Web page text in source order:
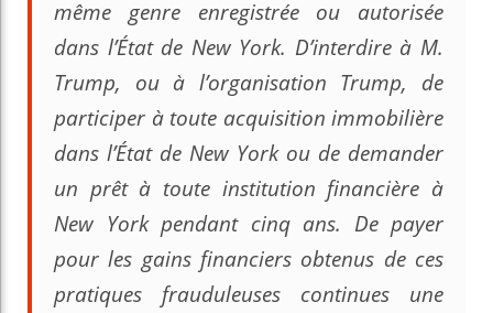
même genre enregistrée ou autorisée
dans l’État de New York. D’interdire à M.
Trump, ou à l’organisation Trump, de
participer à toute acquisition immobilière
dans l’État de New York ou de demander
un prêt à toute institution financière à
New York pendant cinq ans. De payer
pour les gains financiers obtenus de ces
pratiques frauduleuses continues une